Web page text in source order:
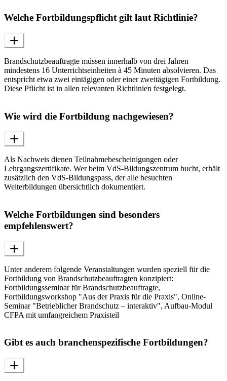
Welche Fortbildungspflicht gilt laut Richtlinie?
Brandschutzbeauftragte müssen innerhalb von drei Jahren
mindestens 16 Unterrichtseinheiten à 45 Minuten absolvieren. Das
entspricht etwa zwei eintägigen oder einer zweitägigen Fortbildung.
Diese Pflicht ist in allen relevanten Richtlinien festgelegt.
Wie wird die Fortbildung nachgewiesen?
Als Nachweis dienen Teilnahmebescheinigungen oder
Lehrgangszertifikate. Wer beim VdS-Bildungszentrum bucht, erhält
zusätzlich den VdS-Bildungspass, der alle besuchten
Weiterbildungen übersichtlich dokumentiert.
Welche Fortbildungen sind besonders
empfehlenswert?
Unter anderem folgende Veranstaltungen wurden speziell für die
Fortbildung von Brandschutzbeauftragten konzipiert:
Fortbildungsseminar für Brandschutzbeauftragte,
Fortbildungsworkshop "Aus der Praxis für die Praxis", Online-
Seminar "Betrieblicher Brandschutz – interaktiv", Aufbau-Modul
CFPA mit umfangreichem Praxisteil
Gibt es auch branchenspezifische Fortbildungen?